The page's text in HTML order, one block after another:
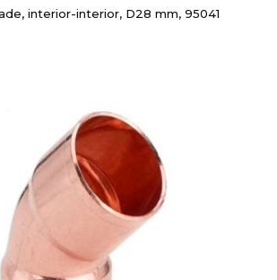
interior-interior, D28 mm, 95041